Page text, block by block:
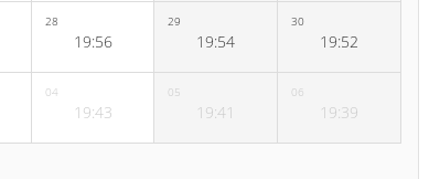
28
19:56
29
19:54
30
19:52
04
19:43
05
19:41
06
19:39